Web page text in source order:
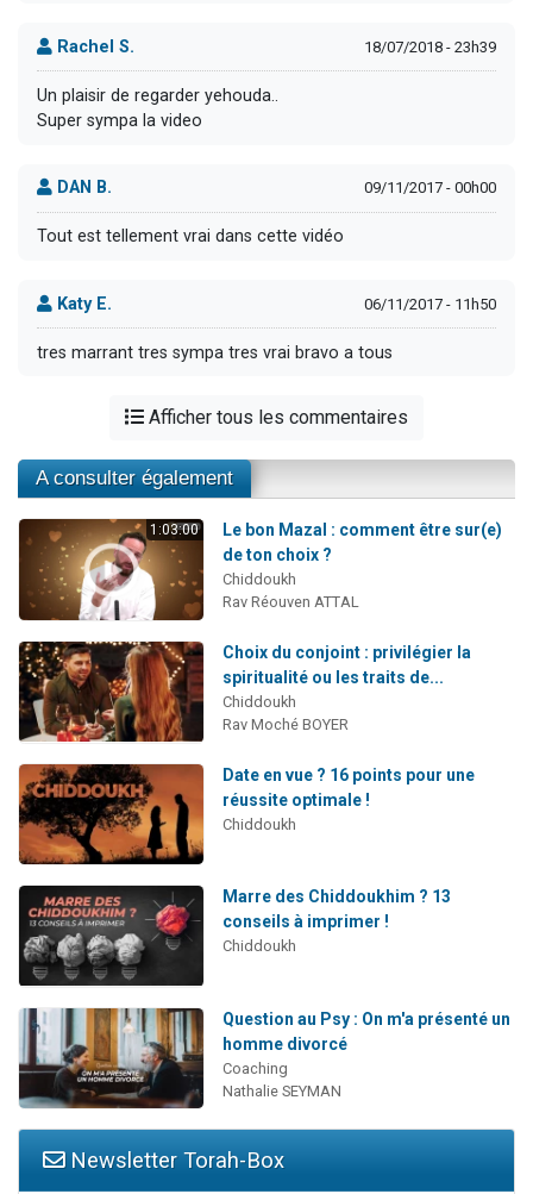
Rachel S. 18/07/2018 - 23h39
Un plaisir de regarder yehouda..
Super sympa la video
DAN B. 09/11/2017 - 00h00
Tout est tellement vrai dans cette vidéo
Katy E. 06/11/2017 - 11h50
tres marrant tres sympa tres vrai bravo a tous
Afficher tous les commentaires
A consulter également
1:03:00
Le bon Mazal : comment être sur(e)
de ton choix ?
Chiddoukh
Rav Réouven ATTAL
Choix du conjoint : privilégier la
spiritualité ou les traits de...
Chiddoukh
Rav Moché BOYER
Date en vue ? 16 points pour une
réussite optimale !
Chiddoukh
Marre des Chiddoukhim ? 13
conseils à imprimer !
Chiddoukh
Question au Psy : On m'a présenté un
homme divorcé
Coaching
Nathalie SEYMAN
Newsletter Torah-Box